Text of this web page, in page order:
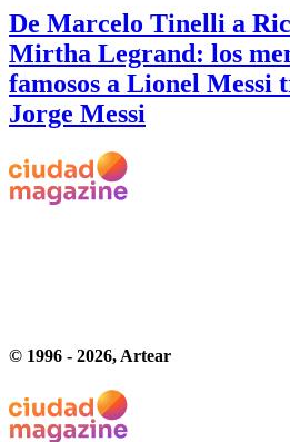
De Marcelo Tinelli a
Mirtha Legrand: los
famosos a Lionel Messi
Jorge Messi
© 1996 - 2026, Artear